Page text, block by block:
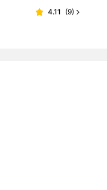
4.11 (9)